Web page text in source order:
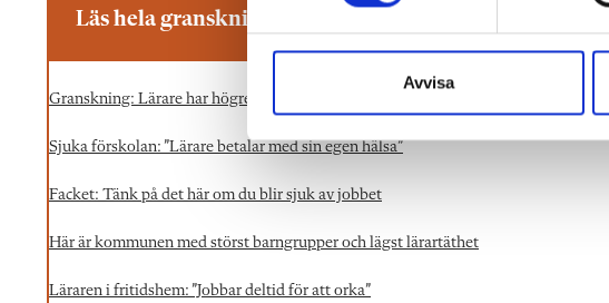
y
e
s
v
Avvisa
Läs hela granskningen av den sjuka skolan
Granskning: Lärare har högre sjuktal än andra yrken
Sjuka förskolan: ”Lärare betalar med sin egen hälsa”
Facket: Tänk på det här om du blir sjuk av jobbet
Här är kommunen med störst barngrupper och lägst lärartäthet
Läraren i fritidshem: ”Jobbar deltid för att orka”